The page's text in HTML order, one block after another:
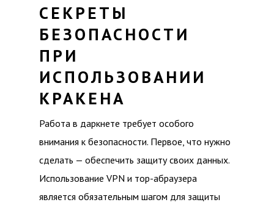
СЕКРЕТЫ
БЕЗОПАСНОСТИ
ПРИ
ИСПОЛЬЗОВАНИИ
КРАКЕНА
Работа в даркнете требует особого
внимания к безопасности. Первое, что нужно
сделать — обеспечить защиту своих данных.
Использование VPN и тор-абраузера
является обязательным шагом для защиты